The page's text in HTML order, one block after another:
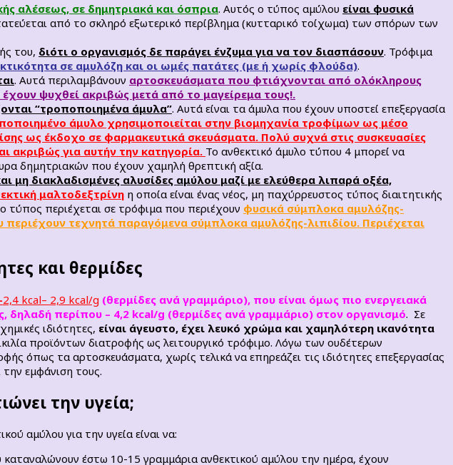
αλέσεως, σε δημητριακά και όσπρια. Αυτός ο τύπος αμύλου είναι φυσικά
από το σκληρό εξωτερικό περίβλημα (κυτταρικό τοίχωμα) των σπόρων των
του, διότι ο οργανισμός δε παράγει ένζυμα για να τον διασπάσουν. Τρόφιμα
σε αμυλόζη και οι ωμές πατάτες (με ή χωρίς φλούδα).
. Αυτά περιλαμβάνουν αρτοσκευάσματα που φτιάχνονται από ολόκληρους
ψυχθεί ακριβώς μετά από το μαγείρεμα τους!.
“τροποποιημένα άμυλα”. Αυτά είναι τα άμυλα που έχουν υποστεί επεξεργασία
άμυλο χρησιμοποιείται στην βιομηχανία τροφίμων ως μέσο
ως έκδοχο σε φαρμακευτικά σκευάσματα. Πολύ συχνά στις συσκευασίες
ακριβώς για αυτήν την κατηγορία. Το ανθεκτικό άμυλο τύπου 4 μπορεί να
δημητριακών που έχουν χαμηλή θρεπτική αξία.
μη διακλαδισμένες αλυσίδες αμύλου μαζί με ελεύθερα λιπαρά οξέα,
μαλτοδεξτρίνη η οποία είναι ένας νέος, μη παχύρρευστος τύπος διαιτητικής
περιέχεται σε τρόφιμα που περιέχουν φυσικά σύμπλοκα αμυλόζης-
τεχνητά παραγόμενα σύμπλοκα αμυλόζης-λιπιδίου. Περιέχεται
και θερμίδες
2,4 kcal– 2,9 kcal/g (θερμίδες ανά γραμμάριο), που είναι όμως πιο ενεργειακά
, δηλαδή περίπου – 4,2 kcal/g (θερμίδες ανά γραμμάριο) στον οργανισμό. Σε
ιδιότητες, είναι άγευστο, έχει λευκό χρώμα και χαμηλότερη ικανότητα
προϊόντων διατροφής ως λειτουργικό τρόφιμο. Λόγω των ουδέτερων
όπως τα αρτοσκευάσματα, χωρίς τελικά να επηρεάζει τις ιδιότητες επεξεργασίας
εμφάνιση τους.
την υγεία;
αμύλου για την υγεία είναι να:
έστω 10-15 γραμμάρια ανθεκτικού αμύλου την ημέρα, έχουν